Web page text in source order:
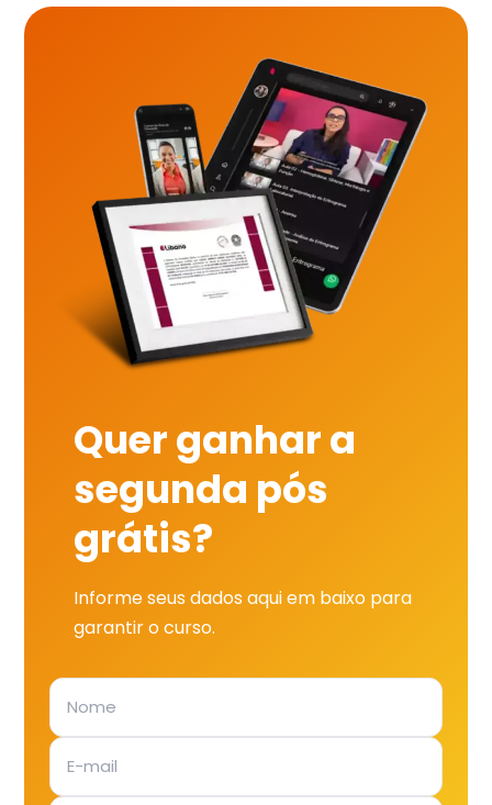
Quer ganhar a
segunda pós
grátis?
Informe seus dados aqui em baixo para
garantir o curso.